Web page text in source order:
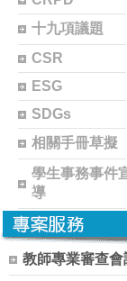
十九項議題
CSR
ESG
SDGs
相關手冊草擬
學生事務事件
導
教師專業審查會